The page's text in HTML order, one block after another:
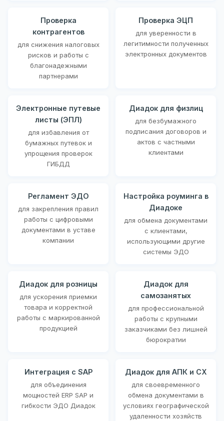
Проверка
контрагентов
для снижения налоговых
рисков и работы с
благонадежными
партнерами
Проверка ЭЦП
для уверенности в
легитимности полученных
электронных документов
Электронные путевые
листы (ЭПЛ)
для избавления от
бумажных путевок и
упрощения проверок
ГИБДД
Диадок для физлиц
для безбумажного
подписания договоров и
актов с частными
клиентами
Регламент ЭДО
для закрепления правил
работы с цифровыми
документами в уставе
компании
Настройка роуминга в
Диадоке
для обмена документами
с клиентами,
использующими другие
системы ЭДО
Диадок для розницы
для ускорения приемки
товара и корректной
работы с маркированной
продукцией
Диадок для
самозанятых
для профессиональной
работы с крупными
заказчиками без лишней
бюрократии
Интеграция с SAP
для объединения
мощностей ERP SAP и
гибкости ЭДО Диадок
Диадок для АПК и СХ
для своевременного
обмена документами в
условиях географической
удаленности хозяйств